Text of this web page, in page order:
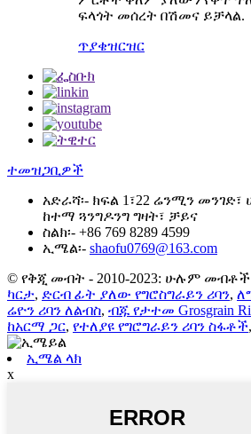
ፍላጎት መሰረት በሽመና ይቻላል.
ጥያቄዝርዝር
ተመዝጋቢዎች
አድራሻ፡- ክፍል 1፣22 ሬንሚን
ከተማ ጓንግዶንግ ግዛት፣ ቻይና
ስልክ፡- +86 769 8289 4599
ኢሜል፡- shaofu0769@163.com
© የቅጂ መብት - 2010-2023: ሁሉም
ካርታ, ድርብ ፊት ያለው የግሮስግራይን ሪባን,
ሬዮን ሪባን ለልብስ, ብጁ የታተመ Grosgrain
ከአርማ ጋር, የተለያዩ የግሮግራይን ሪባን ስፋቶች,
ኢሜል ላክ
x